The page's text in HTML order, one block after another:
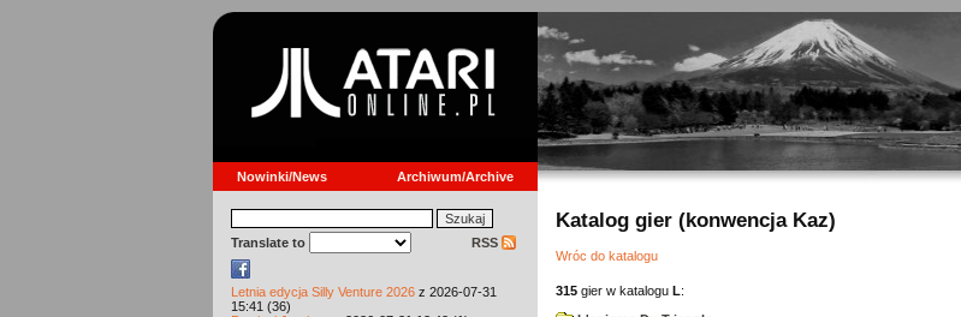
Nowinki/News Archiwum/Archive
Translate to RSS
Letnia edycja Silly Venture 2026 z 2026-07-31
15:41 (36)
Katalog gier (konwencja Kaz)
Wróc do katalogu
315 gier w katalogu L: